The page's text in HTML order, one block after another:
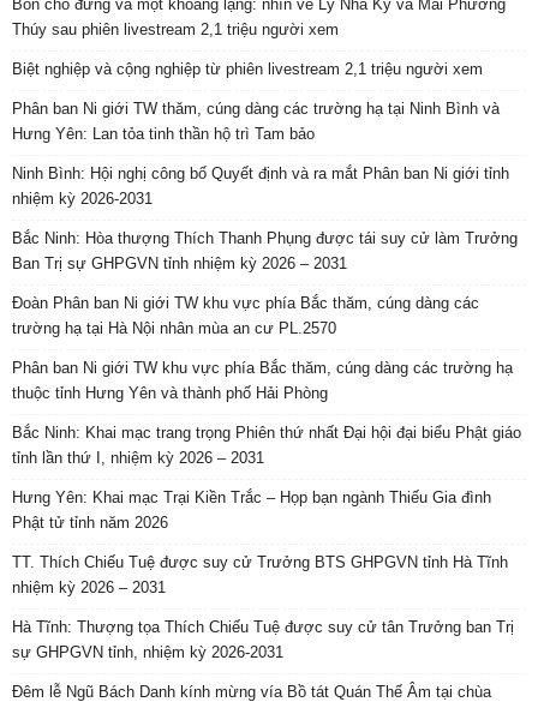
Bốn chỗ đứng và một khoảng lặng: nhìn về Lý Nhã Kỳ và Mai Phương
Thúy sau phiên livestream 2,1 triệu người xem
Biệt nghiệp và cộng nghiệp từ phiên livestream 2,1 triệu người xem
Phân ban Ni giới TW thăm, cúng dàng các trường hạ tại Ninh Bình và
Hưng Yên: Lan tỏa tinh thần hộ trì Tam bảo
Ninh Bình: Hội nghị công bố Quyết định và ra mắt Phân ban Ni giới tỉnh
nhiệm kỳ 2026-2031
Bắc Ninh: Hòa thượng Thích Thanh Phụng được tái suy cử làm Trưởng
Ban Trị sự GHPGVN tỉnh nhiệm kỳ 2026 – 2031
Đoàn Phân ban Ni giới TW khu vực phía Bắc thăm, cúng dàng các
trường hạ tại Hà Nội nhân mùa an cư PL.2570
Phân ban Ni giới TW khu vực phía Bắc thăm, cúng dàng các trường hạ
thuộc tỉnh Hưng Yên và thành phố Hải Phòng
Bắc Ninh: Khai mạc trang trọng Phiên thứ nhất Đại hội đại biểu Phật giáo
tỉnh lần thứ I, nhiệm kỳ 2026 – 2031
Hưng Yên: Khai mạc Trại Kiền Trắc – Họp bạn ngành Thiếu Gia đình
Phật tử tỉnh năm 2026
TT. Thích Chiếu Tuệ được suy cử Trưởng BTS GHPGVN tỉnh Hà Tĩnh
nhiệm kỳ 2026 – 2031
Hà Tĩnh: Thượng tọa Thích Chiếu Tuệ được suy cử tân Trưởng ban Trị
sự GHPGVN tỉnh, nhiệm kỳ 2026-2031
Đêm lễ Ngũ Bách Danh kính mừng vía Bồ tát Quán Thế Âm tại chùa